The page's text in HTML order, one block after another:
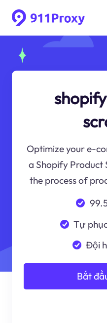
Optimize your e-
a Shopify Product
the process of
Tự
Đội
Bắt